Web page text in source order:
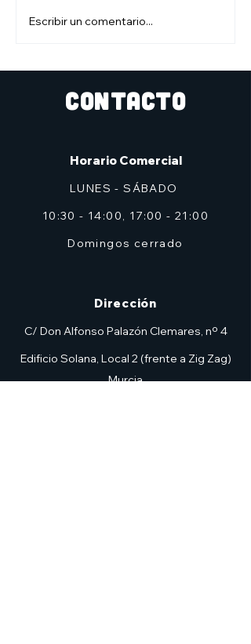
Feliz día del padre
Escribir un comentario...
CONTACTO
Horario Comercial
LUNES - SÁBADO
10:30 - 14:00, 17:00 - 21:00
Domingos cerrado
Dirección
C/ Don Alfonso Palazón Clemares, nº 4
Edificio Solana, Local 2 (frente a Zig Zag)
Murcia